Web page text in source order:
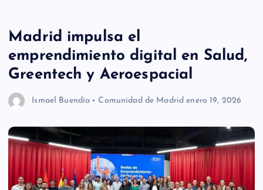
Madrid impulsa el
emprendimiento digital en Salud,
Greentech y Aeroespacial
Ismael Buendía Comunidad de Madrid enero 19, 2026